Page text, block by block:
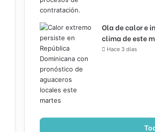
Ola de calor e
clima de este
Hace 3 días